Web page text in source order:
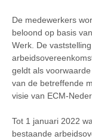
De medewerkers
beloond op basis
Werk. De
geldt als
van de betreffende
visie van ECM-
Tot 1 januari 2022
bestaande